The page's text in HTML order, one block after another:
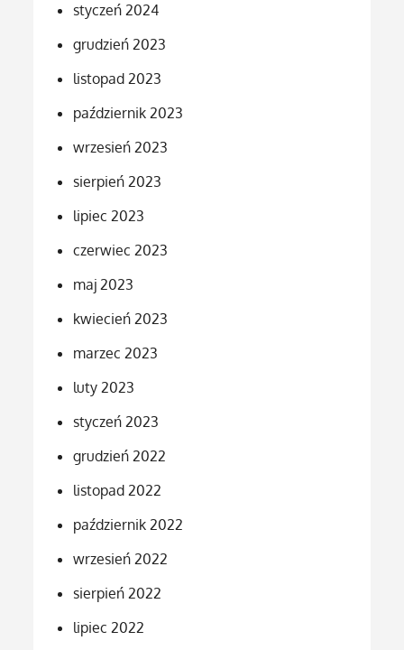
styczeń 2024
grudzień 2023
listopad 2023
październik 2023
wrzesień 2023
sierpień 2023
lipiec 2023
czerwiec 2023
maj 2023
kwiecień 2023
marzec 2023
luty 2023
styczeń 2023
grudzień 2022
listopad 2022
październik 2022
wrzesień 2022
sierpień 2022
lipiec 2022